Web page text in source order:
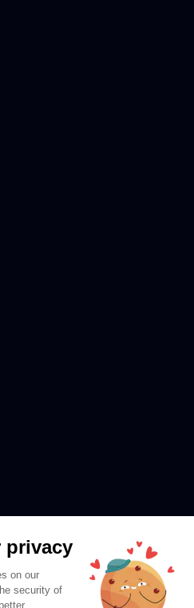
privacy
on our
security of